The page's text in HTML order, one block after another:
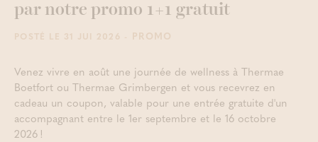
par notre promo 1+1 gratuit
POSTÉ LE 31 JUI 2026 - PROMO
Venez vivre en août une journée de wellness à Thermae
Boetfort ou Thermae Grimbergen et vous recevrez en
cadeau un coupon, valable pour une entrée gratuite d'un
accompagnant entre le 1er septembre et le 16 octobre
2026 !